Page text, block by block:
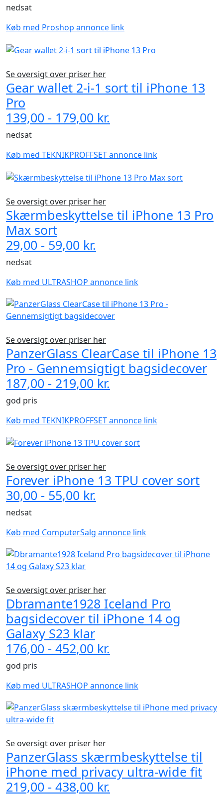
nedsat
Køb med Proshop annonce link
Se oversigt over priser her
Gear wallet 2-i-1 sort til iPhone 13
Pro
139,00 - 179,00 kr.
nedsat
Køb med TEKNIKPROFFSET annonce link
Se oversigt over priser her
Skærmbeskyttelse til iPhone 13 Pro
Max sort
29,00 - 59,00 kr.
nedsat
Køb med ULTRASHOP annonce link
Se oversigt over priser her
PanzerGlass ClearCase til iPhone 13
Pro - Gennemsigtigt bagsidecover
187,00 - 219,00 kr.
god pris
Køb med TEKNIKPROFFSET annonce link
Se oversigt over priser her
Forever iPhone 13 TPU cover sort
30,00 - 55,00 kr.
nedsat
Køb med ComputerSalg annonce link
Se oversigt over priser her
Dbramante1928 Iceland Pro
bagsidecover til iPhone 14 og
Galaxy S23 klar
176,00 - 452,00 kr.
god pris
Køb med ULTRASHOP annonce link
Se oversigt over priser her
PanzerGlass skærmbeskyttelse til
iPhone med privacy ultra-wide fit
219,00 - 438,00 kr.